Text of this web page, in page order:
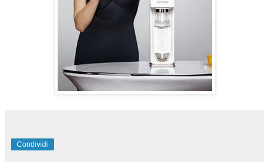
Condividi